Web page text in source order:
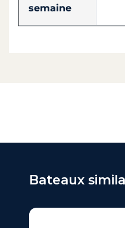
semaine
Bateaux